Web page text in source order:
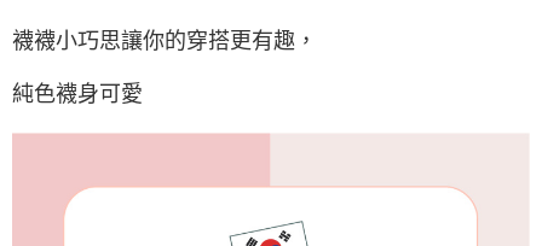
每筆NT$80，滿NT$1,000(含以上)免運費
宅配(外島)
香港澳門地區 查看運費
襪襪小巧思讓你的穿搭更有趣，
純色襪身可愛